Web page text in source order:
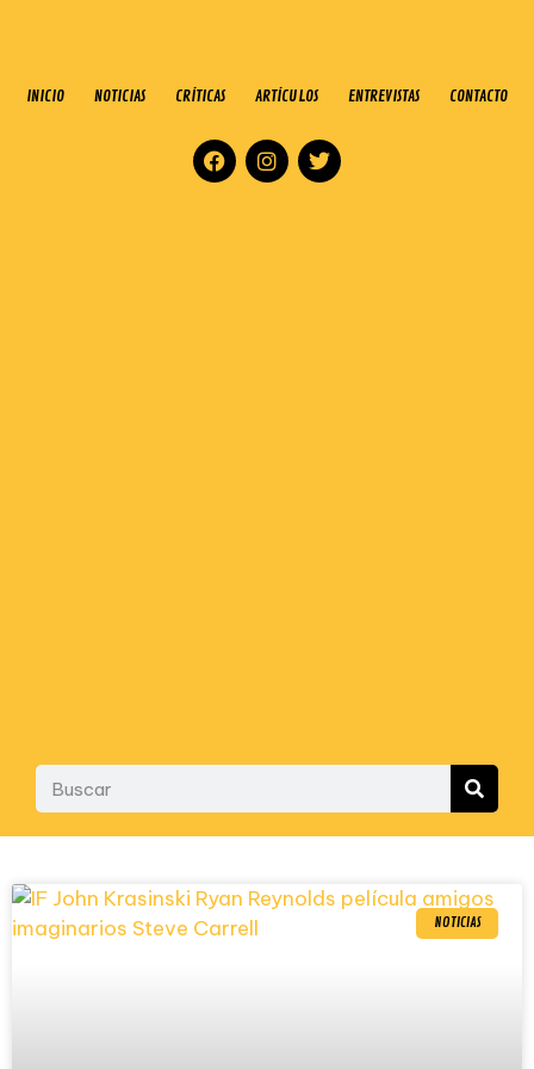
INICIO NOTICIAS CRÍTICAS ARTÍCULOS ENTREVISTAS CONTACTO
NOTICIAS